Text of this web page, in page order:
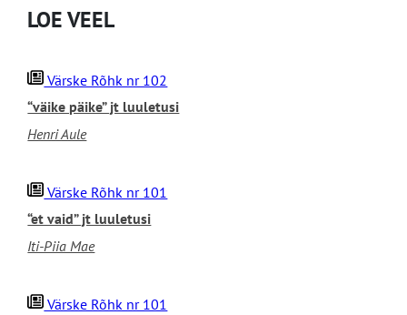
LOE VEEL
Värske Rõhk nr 102
“väike päike” jt luuletusi
Henri Aule
Värske Rõhk nr 101
“et vaid” jt luuletusi
Iti-Piia Mae
Värske Rõhk nr 101